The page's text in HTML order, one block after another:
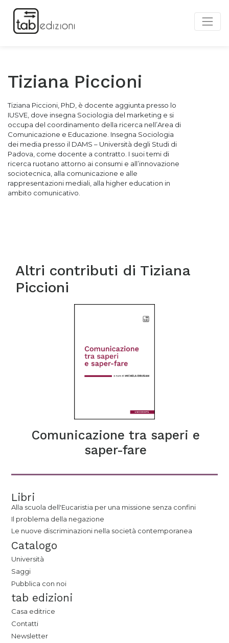
Tiziana Piccioni
Tiziana Piccioni, PhD, è docente aggiunta presso lo
IUSVE, dove insegna Sociologia del marketing e si
occupa del coordinamento della ricerca nell’Area di
Comunicazione e Educazione. Insegna Sociologia
dei media presso il DAMS – Università degli Studi di
Padova, come docente a contratto. I suoi temi di
ricerca ruotano attorno ai consumi e all’innovazione
sociotecnica, alla comunicazione e alle
rappresentazioni mediali, alla higher education in
ambito comunicativo.
Altri contributi di Tiziana
Piccioni
Comunicazione tra saperi e
saper-fare
Libri
Alla scuola dell'Eucaristia per una missione senza confini
Il problema della negazione
Le nuove discriminazioni nella società contemporanea
Catalogo
Università
Saggi
Pubblica con noi
tab edizioni
Casa editrice
Contatti
Newsletter